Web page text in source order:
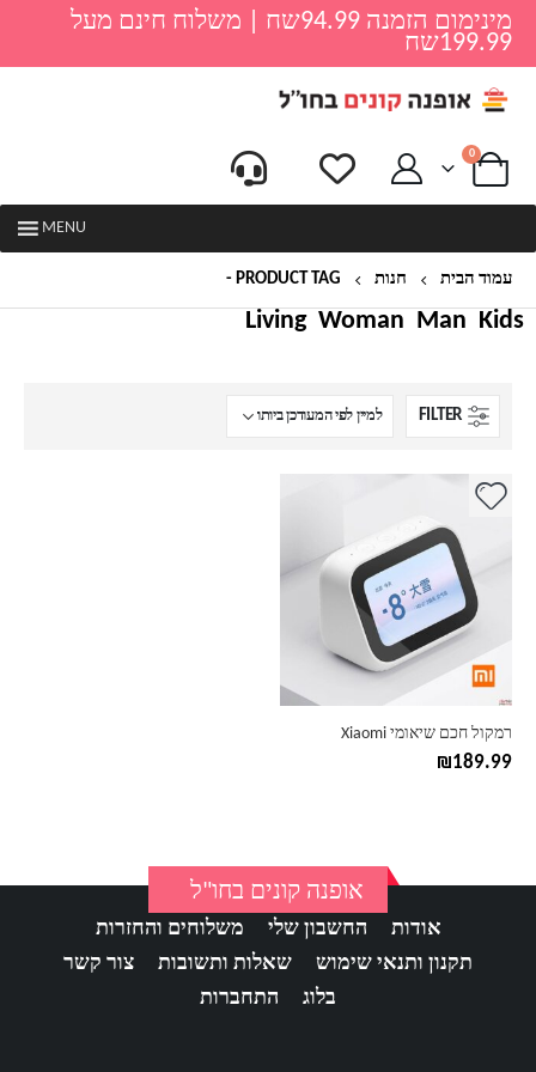
מינימום הזמנה 94.99שח | משלוח חינם מעל
199.99שח
0
MENU
עמוד הבית חנות PRODUCT TAG -
Kids
Man
Woman
Living
FILTER
רמקול חכם שיאומי Xiaomi
₪189.99
למוצר
סוגים.
את
האפשרויות
בעמוד
המוצר
אופנה קונים בחו"ל
אודות החשבון שלי
משלוחים והחזרות
תקנון ותנאי שימוש
שאלות ותשובות
צור קשר
בלוג
התחברות